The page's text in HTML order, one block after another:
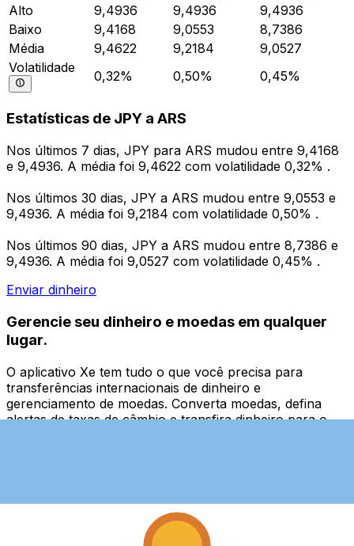
Alto
9,4936 9,4936
9,4936
Baixo
9,4168 9,0553
8,7386
Média
9,4622 9,2184
9,0527
Volatilidade
0,32% 0,50% 0,45%
Estatísticas de JPY a ARS
Nos últimos 7 dias, JPY para ARS mudou entre 9,4168
e 9,4936. A média foi 9,4622 com volatilidade 0,32% .
Nos últimos 30 dias, JPY a ARS mudou entre 9,0553 e
9,4936. A média foi 9,2184 com volatilidade 0,50% .
Nos últimos 90 dias, JPY a ARS mudou entre 8,7386 e
9,4936. A média foi 9,0527 com volatilidade 0,45% .
Enviar dinheiro
Gerencie seu dinheiro e moedas em qualquer
lugar.
O aplicativo Xe tem tudo o que você precisa para
transferências internacionais de dinheiro e
gerenciamento de moedas. Converta moedas, defina
alertas de taxas de câmbio e transfira dinheiro para o